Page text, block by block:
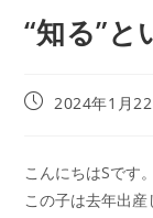
“知る”と
2024年1月22
こんにちはSです
この子は去年出産